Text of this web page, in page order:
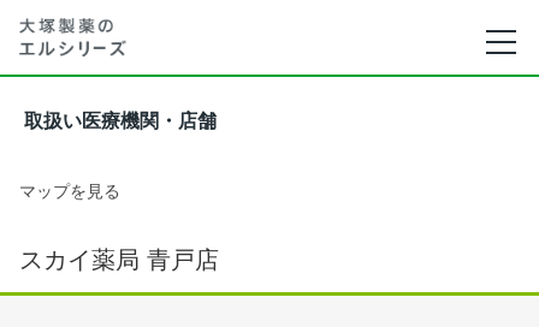
取扱い医療機関・店舗
マップを見る
スカイ薬局 青戸店